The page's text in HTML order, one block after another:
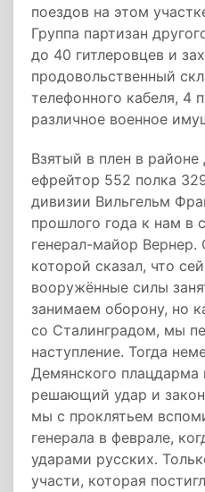
поездов на этом
Группа партизан
до 40 гитлеровцев и
продовольственный
телефонного кабеля, 4
различное военное
Взятый в плен в
ефрейтор 552 полка
дивизии Вильгельм
прошлого года к нам в
генерал-майор Вернер.
которой сказал, что
вооружённые силы
занимаем оборону, но
со Сталинградом, мы
наступление. Тогда
Демянского плацдарма
решающий удар и
мы с проклятьем
генерала в феврале,
ударами русских.
участи, которая